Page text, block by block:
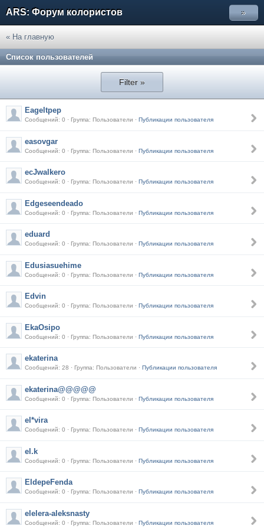
ARS: Форум колористов »
« На главную
Список пользователей
Filter »
Eageltpep
Сообщений: 0 · Группа: Пользователи · Публикации пользователя
easovgar
Сообщений: 0 · Группа: Пользователи · Публикации пользователя
ecJwalkero
Сообщений: 0 · Группа: Пользователи · Публикации пользователя
Edgeseendeado
Сообщений: 0 · Группа: Пользователи · Публикации пользователя
eduard
Сообщений: 0 · Группа: Пользователи · Публикации пользователя
Edusiasuehime
Сообщений: 0 · Группа: Пользователи · Публикации пользователя
Edvin
Сообщений: 0 · Группа: Пользователи · Публикации пользователя
EkaOsipo
Сообщений: 0 · Группа: Пользователи · Публикации пользователя
ekaterina
Сообщений: 28 · Группа: Пользователи · Публикации пользователя
ekaterina@@@@@
Сообщений: 0 · Группа: Пользователи · Публикации пользователя
el*vira
Сообщений: 0 · Группа: Пользователи · Публикации пользователя
el.k
Сообщений: 0 · Группа: Пользователи · Публикации пользователя
EldepeFenda
Сообщений: 0 · Группа: Пользователи · Публикации пользователя
elelera-aleksnasty
Сообщений: 0 · Группа: Пользователи · Публикации пользователя